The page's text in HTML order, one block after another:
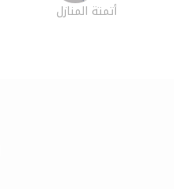
أتمتة المنازل